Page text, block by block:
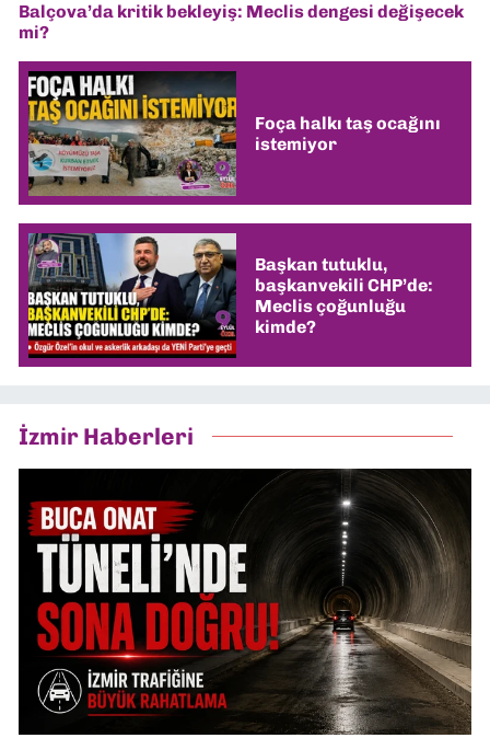
Balçova’da kritik bekleyiş: Meclis dengesi değişecek
mi?
Foça halkı taş ocağını
istemiyor
Başkan tutuklu,
başkanvekili CHP’de:
Meclis çoğunluğu
kimde?
İzmir Haberleri